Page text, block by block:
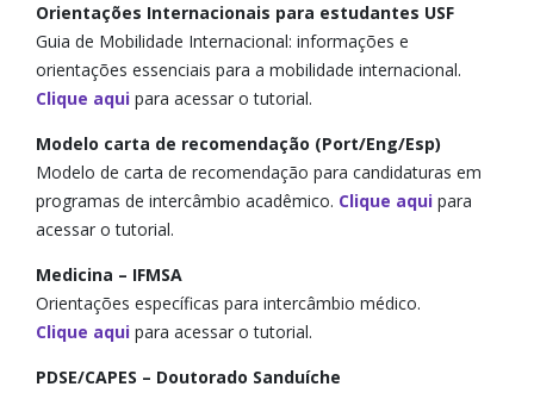
Orientações Internacionais para estudantes USF
Guia de Mobilidade Internacional: informações e
orientações essenciais para a mobilidade internacional.
Clique aqui para acessar o tutorial.
Modelo carta de recomendação (Port/Eng/Esp)
Modelo de carta de recomendação para candidaturas em
programas de intercâmbio acadêmico. Clique aqui para
acessar o tutorial.
Medicina – IFMSA
Orientações específicas para intercâmbio médico.
Clique aqui para acessar o tutorial.
PDSE/CAPES – Doutorado Sanduíche